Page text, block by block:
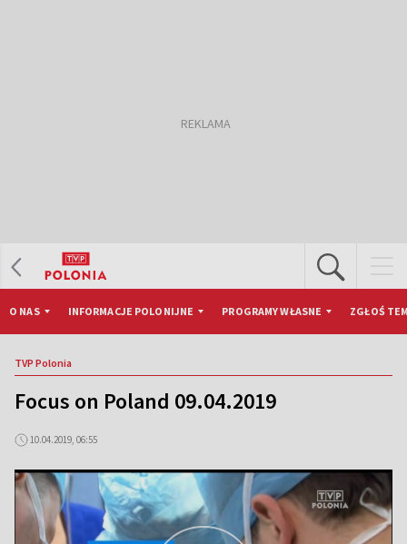
O NAS INFORMACJE POLONIJNE PROGRAMY WŁASNE ZGŁOŚ
TVP Polonia
Focus on Poland 09.04.2019
10.04.2019, 06:55